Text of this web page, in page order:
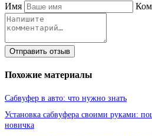
Имя
Отправить отзыв
Похожие материалы
Сабвуфер в авто: что нужно знать
Установка сабвуфера своими руками:
новичка